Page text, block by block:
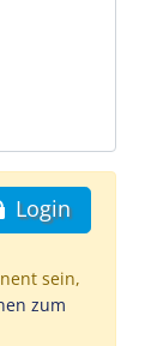
Login
sein,
zum